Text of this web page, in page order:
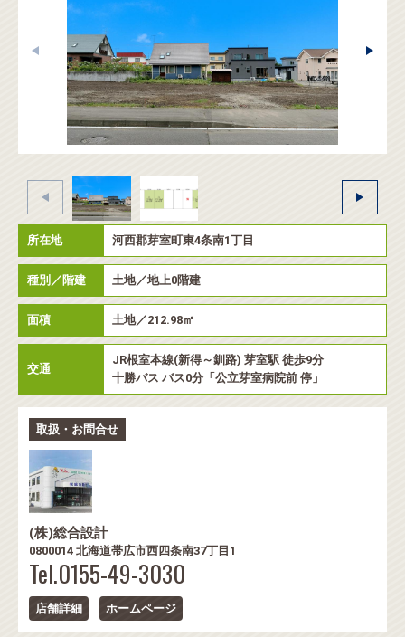
所在地 河西郡芽室町東4条南1丁目
種別／階建 土地／地上0階建
面積 土地／212.98㎡
交通
JR根室本線(新得～釧路) 芽室駅 徒歩9分
十勝バス バス0分「公立芽室病院前 停」
取扱・お問合せ
(株)総合設計
0800014 北海道帯広市西四条南37丁目1
Tel.0155-49-3030
店舗詳細 ホームページ